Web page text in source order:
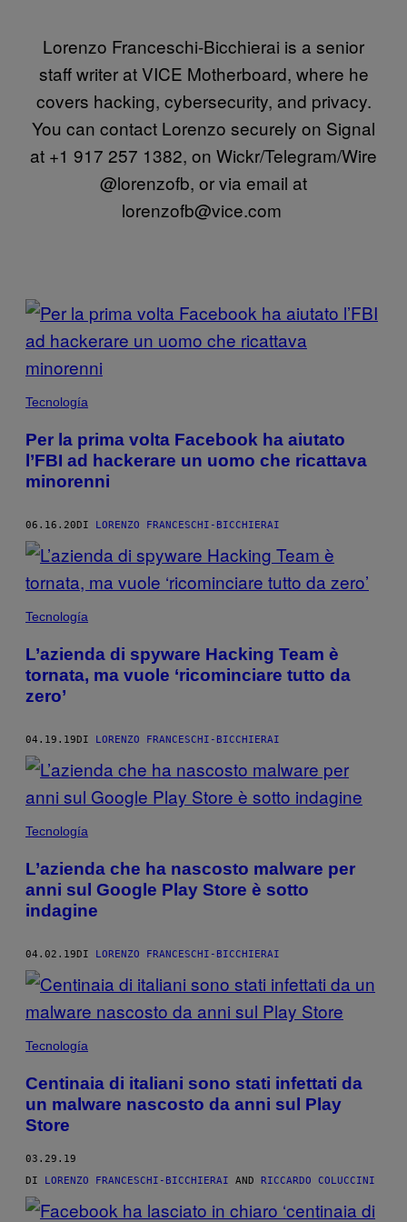
Lorenzo Franceschi-Bicchierai is a senior
staff writer at VICE Motherboard, where he
covers hacking, cybersecurity, and privacy.
You can contact Lorenzo securely on Signal
at +1 917 257 1382, on Wickr/Telegram/Wire
@lorenzofb, or via email at
lorenzofb@vice.com
POSTS
BY
THIS
AUTHOR
Tecnología
Per la prima volta Facebook ha aiutato
l’FBI ad hackerare un uomo che ricattava
minorenni
06.16.20DI LORENZO FRANCESCHI-BICCHIERAI
Tecnología
L’azienda di spyware Hacking Team è
tornata, ma vuole ‘ricominciare tutto da
zero’
04.19.19DI LORENZO FRANCESCHI-BICCHIERAI
Tecnología
L’azienda che ha nascosto malware per
anni sul Google Play Store è sotto
indagine
04.02.19DI LORENZO FRANCESCHI-BICCHIERAI
Tecnología
Centinaia di italiani sono stati infettati da
un malware nascosto da anni sul Play
Store
03.29.19
DI LORENZO FRANCESCHI-BICCHIERAI AND RICCARDO COLUCCINI